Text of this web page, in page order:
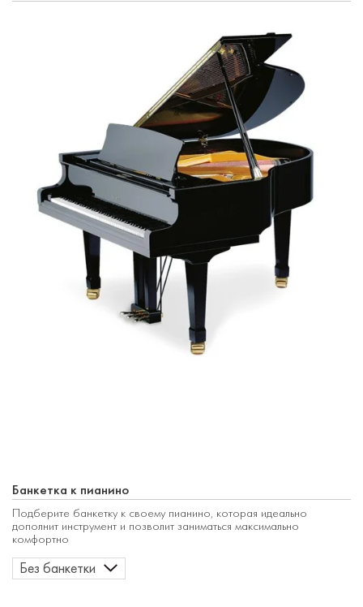
Банкетка к пианино
Подберите банкетку к своему пианино, которая идеально
дополнит инструмент и позволит заниматься максимально
комфортно
Без банкетки